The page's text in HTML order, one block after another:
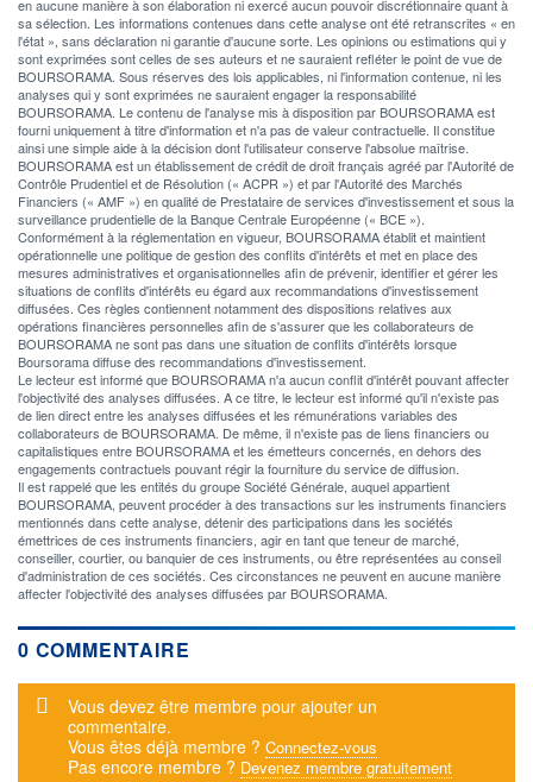
en aucune manière à son élaboration ni exercé aucun pouvoir discrétionnaire quant à
sa sélection. Les informations contenues dans cette analyse ont été retranscrites « en
l'état », sans déclaration ni garantie d'aucune sorte. Les opinions ou estimations qui y
sont exprimées sont celles de ses auteurs et ne sauraient refléter le point de vue de
BOURSORAMA. Sous réserves des lois applicables, ni l'information contenue, ni les
analyses qui y sont exprimées ne sauraient engager la responsabilité
BOURSORAMA. Le contenu de l'analyse mis à disposition par BOURSORAMA est
fourni uniquement à titre d'information et n'a pas de valeur contractuelle. Il constitue
ainsi une simple aide à la décision dont l'utilisateur conserve l'absolue maîtrise.
BOURSORAMA est un établissement de crédit de droit français agréé par l'Autorité de
Contrôle Prudentiel et de Résolution (« ACPR ») et par l'Autorité des Marchés
Financiers (« AMF ») en qualité de Prestataire de services d'investissement et sous la
surveillance prudentielle de la Banque Centrale Européenne (« BCE »).
Conformément à la réglementation en vigueur, BOURSORAMA établit et maintient
opérationnelle une politique de gestion des conflits d'intérêts et met en place des
mesures administratives et organisationnelles afin de prévenir, identifier et gérer les
situations de conflits d'intérêts eu égard aux recommandations d'investissement
diffusées. Ces règles contiennent notamment des dispositions relatives aux
opérations financières personnelles afin de s'assurer que les collaborateurs de
BOURSORAMA ne sont pas dans une situation de conflits d'intérêts lorsque
Boursorama diffuse des recommandations d'investissement.
Le lecteur est informé que BOURSORAMA n'a aucun conflit d'intérêt pouvant affecter
l'objectivité des analyses diffusées. A ce titre, le lecteur est informé qu'il n'existe pas
de lien direct entre les analyses diffusées et les rémunérations variables des
collaborateurs de BOURSORAMA. De même, il n'existe pas de liens financiers ou
capitalistiques entre BOURSORAMA et les émetteurs concernés, en dehors des
engagements contractuels pouvant régir la fourniture du service de diffusion.
Il est rappelé que les entités du groupe Société Générale, auquel appartient
BOURSORAMA, peuvent procéder à des transactions sur les instruments financiers
mentionnés dans cette analyse, détenir des participations dans les sociétés
émettrices de ces instruments financiers, agir en tant que teneur de marché,
conseiller, courtier, ou banquier de ces instruments, ou être représentées au conseil
d'administration de ces sociétés. Ces circonstances ne peuvent en aucune manière
affecter l'objectivité des analyses diffusées par BOURSORAMA.
0 COMMENTAIRE
Message d'alerte
Vous devez être membre pour ajouter un
commentaire.
Vous êtes déjà membre ? Connectez-vous
Pas encore membre ? Devenez membre gratuitement